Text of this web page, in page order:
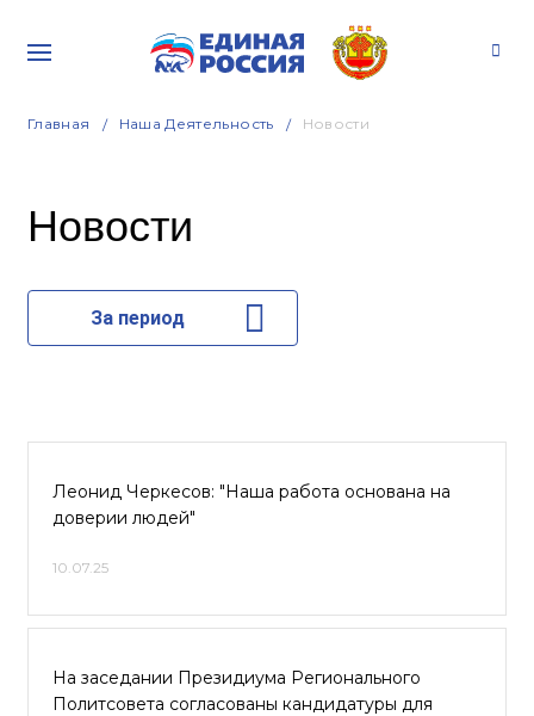
Главная Наша Деятельность Новости
Новости
За период
Леонид Черкесов: "Наша работа основана на
доверии людей"
10.07.25
На заседании Президиума Регионального
Политсовета согласованы кандидатуры для